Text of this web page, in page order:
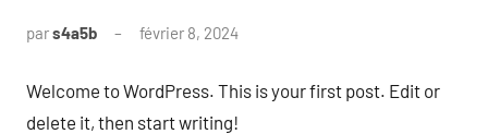
pars4a5b février 8, 2024
Welcome to WordPress. This is your first post. Edit or
delete it, then start writing!